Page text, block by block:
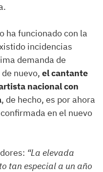
ha funcionado con la
incidencias
demanda de
nuevo, el cantante
nacional con
, de hecho, es por ahora
en el nuevo
“La elevada
tan especial a un año